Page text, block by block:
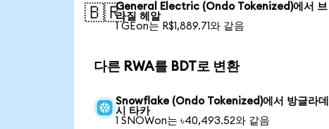
🇧🇷General Electric (Ondo Tokenized)에서 브
라질 헤알
1 GEon는 R$1,889.71와 같음
다른 RWA를 BDT로 변환
Snowflake (Ondo Tokenized)에서 방글라데
시 타카
1 SNOWon는 ৳40,493.52와 같음